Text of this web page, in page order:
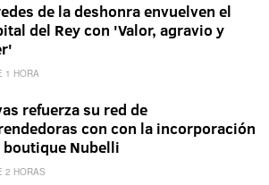
de la deshonra envuelven el
del Rey con 'Valor, agravio y
1 HORA
refuerza su red de
con con la incorporación
boutique Nubelli
2 HORAS